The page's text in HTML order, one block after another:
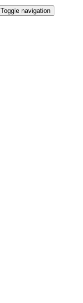
Toggle navigation